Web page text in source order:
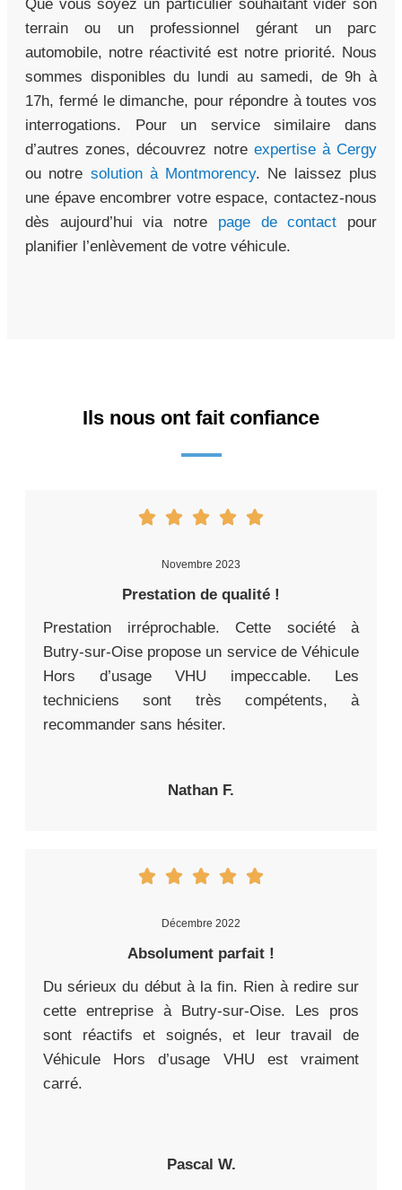
Que vous soyez un particulier souhaitant vider son
terrain ou un professionnel gérant un parc
automobile, notre réactivité est notre priorité. Nous
sommes disponibles du lundi au samedi, de 9h à
17h, fermé le dimanche, pour répondre à toutes vos
interrogations. Pour un service similaire dans
d’autres zones, découvrez notre expertise à Cergy
ou notre solution à Montmorency. Ne laissez plus
une épave encombrer votre espace, contactez-nous
dès aujourd’hui via notre page de contact pour
planifier l’enlèvement de votre véhicule.
Ils nous ont fait confiance
Novembre 2023
Prestation de qualité !
Prestation irréprochable. Cette société à
Butry-sur-Oise propose un service de Véhicule
Hors d’usage VHU impeccable. Les
techniciens sont très compétents, à
recommander sans hésiter.
Nathan F.
Décembre 2022
Absolument parfait !
Du sérieux du début à la fin. Rien à redire sur
cette entreprise à Butry-sur-Oise. Les pros
sont réactifs et soignés, et leur travail de
Véhicule Hors d’usage VHU est vraiment
carré.
Pascal W.